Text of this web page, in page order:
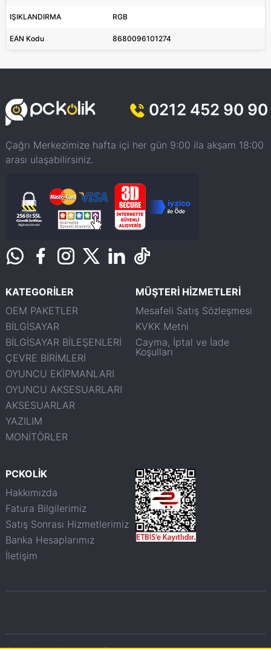
IŞIKLANDIRMA RGB
EAN Kodu 8680096101274
0212 452 90 90
Çağrı Merkezimize hafta içi her gün 9:00 ila akşam 18:00
arası ulaşabilirsiniz.
KATEGORİLER
OEM PAKETLER
BİLGİSAYAR
BİLGİSAYAR BİLEŞENLERİ
ÇEVRE BİRİMLERİ
OYUNCU EKİPMANLARI
OYUNCU AKSESUARLARI
AKSESUARLAR
YAZILIM
MONİTÖRLER
MÜŞTERİ HİZMETLERİ
Mesafeli Satış Sözleşmesi
KVKK Metni
Cayma, İptal ve İade
Koşulları
PCKOLİK
Hakkımızda
Fatura Bilgilerimiz
Satış Sonrası Hizmetlerimiz
Banka Hesaplarımız
İletişim